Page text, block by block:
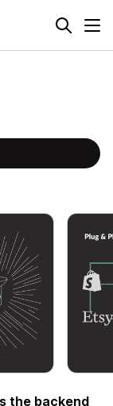
the backend